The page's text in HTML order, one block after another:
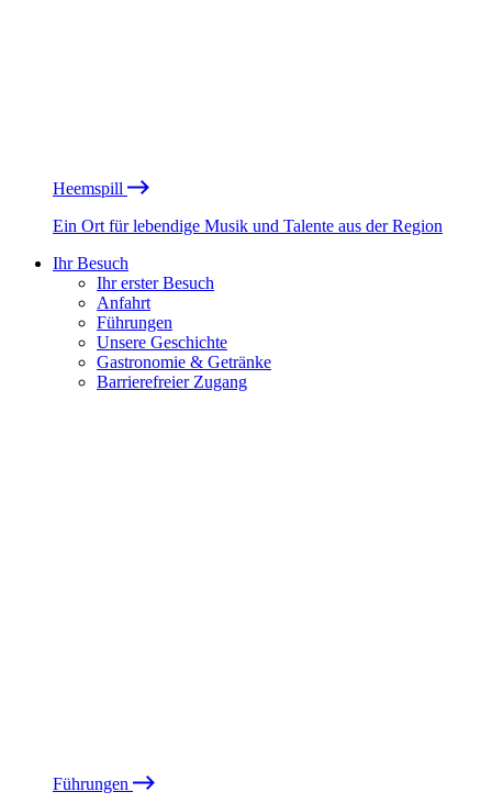
Heemspill
Ein Ort für lebendige Musik und Talente aus der Region
Ihr Besuch
Ihr erster Besuch
Anfahrt
Führungen
Unsere Geschichte
Gastronomie & Getränke
Barrierefreier Zugang
Führungen